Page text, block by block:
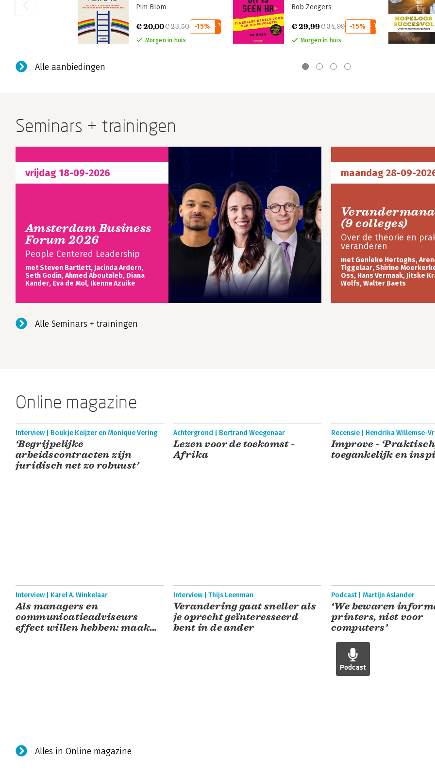
Pim Blom
€ 20,00€ 23,50 -15%
Morgen in huis
Bob Zeegers
€ 29,99€ 34,99 -15%
Morgen in huis
Alle aanbiedingen
Seminars + trainingen
vrijdag 18-09-2026
Amsterdam Business
Forum 2026
People Centered Leadership
met Steven Bartlett, Jacinda Ardern,
Seth Godin, Ahmed Aboutaleb, Diana
Kander, Eva de Mol, Ikenna Azuike
maandag 28-09-
(9 colleges)
Over de theorie en
veranderen
met Genieke Hertoghs,
Tiggelaar, Shirine
Oss, Hans Vermaak, Jitske
Wolfs, Walter Baets
Alle Seminars + trainingen
Online magazine
Interview | Boukje Keijzer en Monique Vering
‘Begrijpelijke
arbeidscontracten zijn
juridisch net zo robuust’
Achtergrond | Bertrand Weegenaar
Lezen voor de toekomst -
Afrika
Recensie | Hendrika Willemse-
Improve -
toegankelijk en
Interview | Karel A. Winkelaar
Als managers en
communicatieadviseurs
effect willen hebben: maak
Interview | Thijs Leenman
Verandering gaat sneller als
je oprecht geïnteresseerd
bent in de ander
Podcast | Martijn Aslander
‘We bewaren
printers, niet voor
computers’
Podcast
Alles in Online magazine